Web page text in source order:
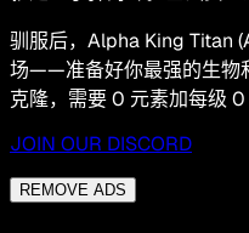
驯服后，Alpha King Titan
场——准备好你最强的生物
克隆，需要 0 元素加每级 0
JOIN OUR DISCORD
REMOVE ADS